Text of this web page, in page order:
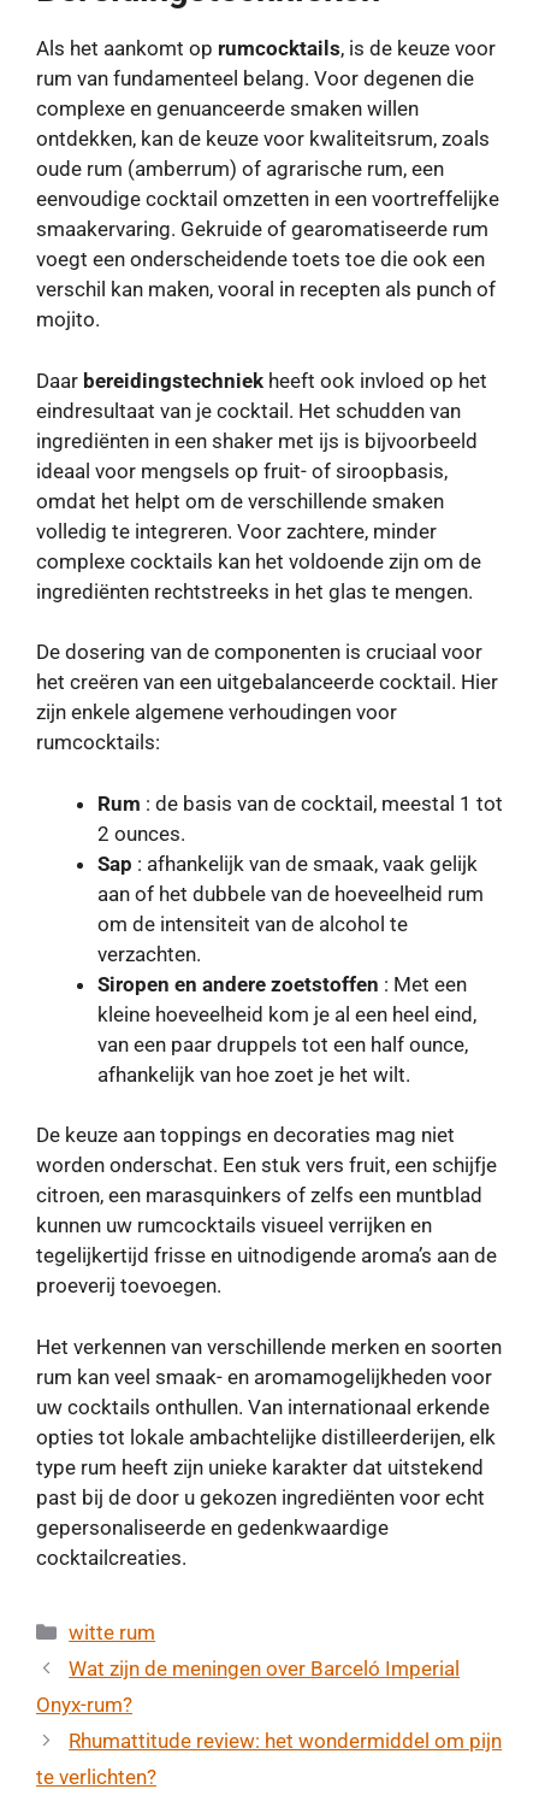
Als het aankomt op rumcocktails, is de keuze voor
rum van fundamenteel belang. Voor degenen die
complexe en genuanceerde smaken willen
ontdekken, kan de keuze voor kwaliteitsrum, zoals
oude rum (amberrum) of agrarische rum, een
eenvoudige cocktail omzetten in een voortreffelijke
smaakervaring. Gekruide of gearomatiseerde rum
voegt een onderscheidende toets toe die ook een
verschil kan maken, vooral in recepten als punch of
mojito.
Daar bereidingstechniek heeft ook invloed op het
eindresultaat van je cocktail. Het schudden van
ingrediënten in een shaker met ijs is bijvoorbeeld
ideaal voor mengsels op fruit- of siroopbasis,
omdat het helpt om de verschillende smaken
volledig te integreren. Voor zachtere, minder
complexe cocktails kan het voldoende zijn om de
ingrediënten rechtstreeks in het glas te mengen.
De dosering van de componenten is cruciaal voor
het creëren van een uitgebalanceerde cocktail. Hier
zijn enkele algemene verhoudingen voor
rumcocktails:
Rum : de basis van de cocktail, meestal 1 tot
2 ounces.
Sap : afhankelijk van de smaak, vaak gelijk
aan of het dubbele van de hoeveelheid rum
om de intensiteit van de alcohol te
verzachten.
Siropen en andere zoetstoffen : Met een
kleine hoeveelheid kom je al een heel eind,
van een paar druppels tot een half ounce,
afhankelijk van hoe zoet je het wilt.
De keuze aan toppings en decoraties mag niet
worden onderschat. Een stuk vers fruit, een schijfje
citroen, een marasquinkers of zelfs een muntblad
kunnen uw rumcocktails visueel verrijken en
tegelijkertijd frisse en uitnodigende aroma’s aan de
proeverij toevoegen.
Het verkennen van verschillende merken en soorten
rum kan veel smaak- en aromamogelijkheden voor
uw cocktails onthullen. Van internationaal erkende
opties tot lokale ambachtelijke distilleerderijen, elk
type rum heeft zijn unieke karakter dat uitstekend
past bij de door u gekozen ingrediënten voor echt
gepersonaliseerde en gedenkwaardige
cocktailcreaties.
Categorieën
witte rum
Wat zijn de meningen over Barceló Imperial
Onyx-rum?
Rhumattitude review: het wondermiddel om pijn
te verlichten?